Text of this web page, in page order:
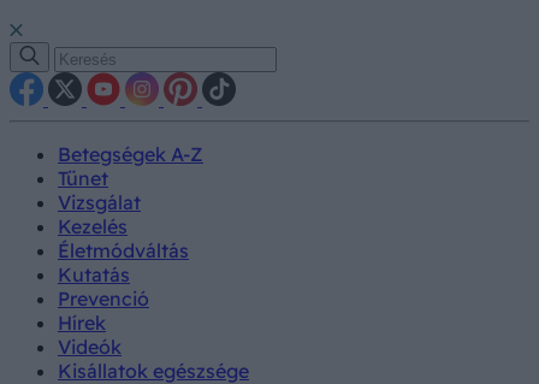
Betegségek A-Z
Tünet
Vizsgálat
Kezelés
Életmódváltás
Kutatás
Prevenció
Hírek
Videók
Kisállatok egészsége